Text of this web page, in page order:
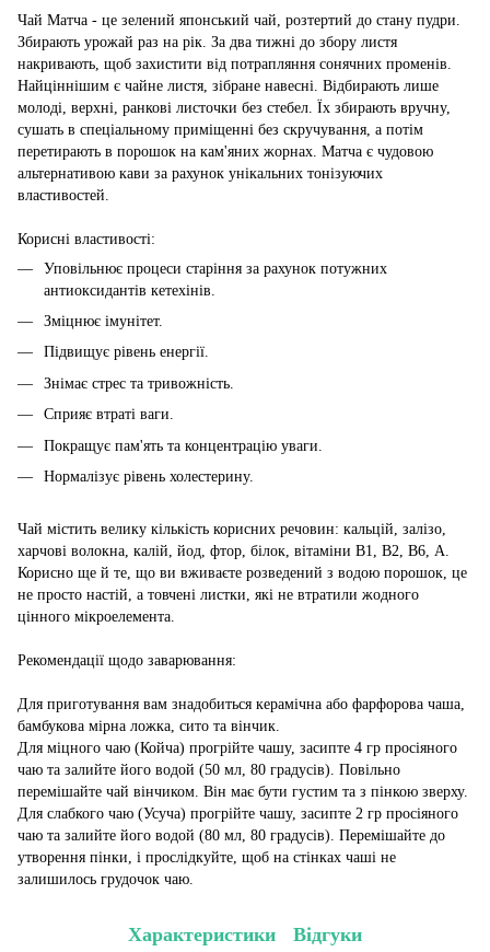
Чай Матча - це зелений японський чай, розтертий до стану пудри.
Збирають урожай раз на рік. За два тижні до збору листя
накривають, щоб захистити від потрапляння сонячних променів.
Найціннішим є чайне листя, зібране навесні. Відбирають лише
молоді, верхні, ранкові листочки без стебел. Їх збирають вручну,
сушать в спеціальному приміщенні без скручування, а потім
перетирають в порошок на кам'яних жорнах. Матча є чудовою
альтернативою кави за рахунок унікальних тонізуючих
властивостей.
Корисні властивості:
Уповільнює процеси старіння за рахунок потужних
антиоксидантів кетехінів.
Зміцнює імунітет.
Підвищує рівень енергії.
Знімає стрес та тривожність.
Сприяє втраті ваги.
Покращує пам'ять та концентрацію уваги.
Нормалізує рівень холестерину.
Чай містить велику кількість корисних речовин: кальцій, залізо,
харчові волокна, калій, йод, фтор, білок, вітаміни В1, В2, В6, А.
Корисно ще й те, що ви вживаєте розведений з водою порошок, це
не просто настій, а товчені листки, які не втратили жодного
цінного мікроелемента.
Рекомендації щодо заварювання:
Для приготування вам знадобиться керамічна або фарфорова чаша,
бамбукова мірна ложка, сито та вінчик.
Для міцного чаю (Койча) прогрійте чашу, засипте 4 гр просіяного
чаю та залийте його водой (50 мл, 80 градусів). Повільно
перемішайте чай вінчиком. Він має бути густим та з пінкою зверху.
Для слабкого чаю (Усуча) прогрійте чашу, засипте 2 гр просіяного
чаю та залийте його водой (80 мл, 80 градусів). Перемішайте до
утворення пінки, і прослідкуйте, щоб на стінках чаші не
залишилось грудочок чаю.
Характеристики Відгуки